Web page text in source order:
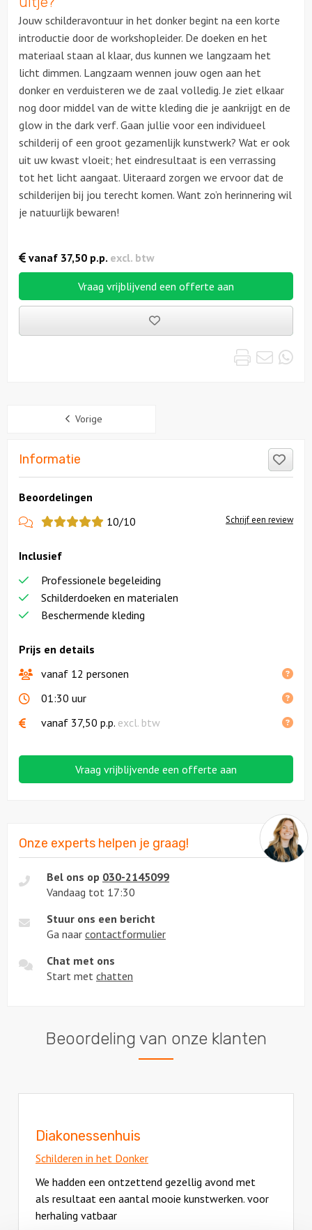
Jouw schilderavontuur in het donker begint na een korte
introductie door de workshopleider. De doeken en het
materiaal staan al klaar, dus kunnen we langzaam het
licht dimmen. Langzaam wennen jouw ogen aan het
donker en verduisteren we de zaal volledig. Je ziet elkaar
nog door middel van de witte kleding die je aankrijgt en de
glow in the dark verf. Gaan jullie voor een individueel
schilderij of een groot gezamenlijk kunstwerk? Wat er ook
uit uw kwast vloeit; het eindresultaat is een verrassing
tot het licht aangaat. Uiteraard zorgen we ervoor dat de
schilderijen bij jou terecht komen. Want zo’n herinnering wil
je natuurlijk bewaren!
Vraag vrijblijvend een offerte aan
uitjes
vanaf 37,50 p.p. excl. btw
Print
Vorige
Informatie
Beoordelingen
View
reviews
10/10 Schrijf een review
Prijs en details
vanaf 12 personen
01:30 uur
vanaf 37,50 p.p. excl. btw
Inclusief
Professionele begeleiding
Schilderdoeken en materialen
Beschermende kleding
Vraag vrijblijvende een offerte aan
Onze experts helpen je graag!
Bel ons op 030-2145099
Vandaag tot 17:30
Stuur ons een bericht
Ga naar contactformulier
Chat met ons
Start met chatten
Beoordeling van onze klanten
Diakonessenhuis
Schilderen in het Donker
We hadden een ontzettend gezellig avond met
als resultaat een aantal mooie kunstwerken. voor
herhaling vatbaar